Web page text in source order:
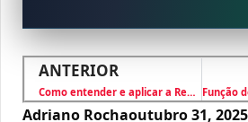
ANTERIOR
Como entender e aplicar a Regra de Três Simples?
Adriano Rochaoutubro 31, 2025